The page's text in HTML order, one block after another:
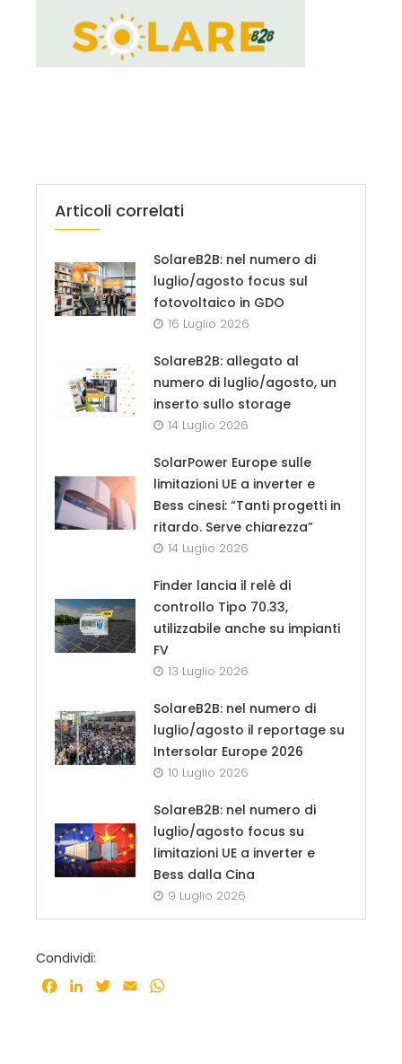
Articoli correlati
SolareB2B: nel numero di
luglio/agosto focus sul
fotovoltaico in GDO
16 Luglio 2026
SolareB2B: allegato al
numero di luglio/agosto, un
inserto sullo storage
14 Luglio 2026
SolarPower Europe sulle
limitazioni UE a inverter e
Bess cinesi: “Tanti progetti in
ritardo. Serve chiarezza”
14 Luglio 2026
Finder lancia il relè di
controllo Tipo 70.33,
utilizzabile anche su impianti
FV
13 Luglio 2026
SolareB2B: nel numero di
luglio/agosto il reportage su
Intersolar Europe 2026
10 Luglio 2026
SolareB2B: nel numero di
luglio/agosto focus su
limitazioni UE a inverter e
Bess dalla Cina
9 Luglio 2026
Condividi:
Facebook
LinkedInTwitter
Email